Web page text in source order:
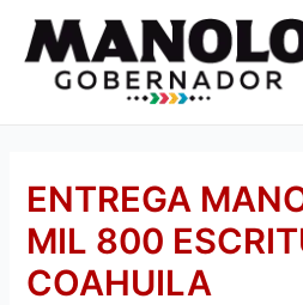
contenido
ENTREGA
MIL 800
COAHUILA
de
entradas